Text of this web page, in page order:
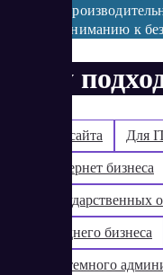
высокой
особому вниманию к
Кому
Все для сайта Для
Для интернет бизнеса
Для государственных
Для среднего бизнеса
Для системного